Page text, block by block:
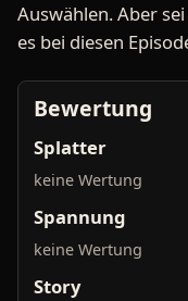
Auswählen. Aber
es bei diesen
Bewertung
Splatter
keine Wertung
Spannung
keine Wertung
Story